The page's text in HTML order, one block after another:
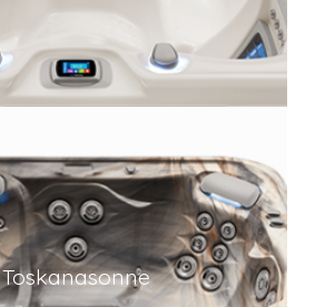
Toskanasonne